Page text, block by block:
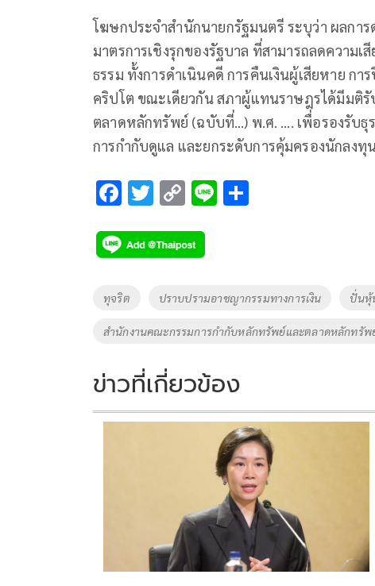
โฆษกประจำสำนักนายกรัฐมนตรี ระบุว่า ผลกา
มาตรการเชิงรุกของรัฐบาล ที่สามารถลดความ
ธรรม ทั้งการดำเนินคดี การคืนเงินผู้เสียหาย
คริปโต ขณะเดียวกัน สภาผู้แทนราษฎรได้มีมติ
ตลาดหลักทรัพย์ (ฉบับที่…) พ.ศ. …. เพื่อรองรับ
การกำกับดูแล และยกระดับการคุ้มครองนักลง
F
e
b
o
o
k
T
tt
er
C
p
y
Li
k
Li
Tags
ทุจริต ปราบปรามอาชญากรรมทางการเงิน ปั่นหุ้
สำนักงานคณะกรรมการกำกับหลักทรัพย์และตลาดหลักทรัพ
ข่าวที่เกี่ยวข้อง